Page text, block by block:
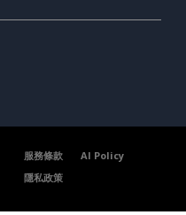
服務條款
AI Policy
隱私政策